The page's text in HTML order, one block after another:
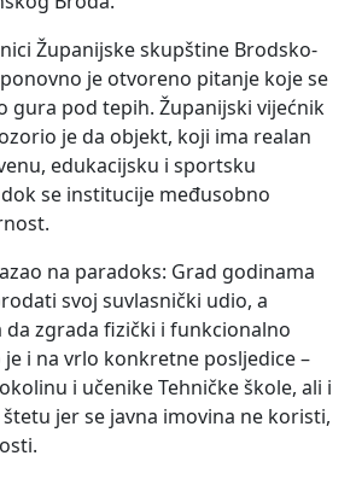
Županijske skupštine Brodsko-
je otvoreno pitanje koje se
gura pod tepih. Županijski vijećnik
je da objekt, koji ima realan
edukacijsku i sportsku
se institucije međusobno
na paradoks: Grad godinama
svoj suvlasnički udio, a
zgrada fizički i funkcionalno
i na vrlo konkretne posljedice –
i učenike Tehničke škole, ali i
jer se javna imovina ne koristi,